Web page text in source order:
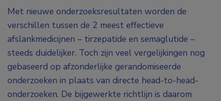
Met nieuwe onderzoeksresultaten worden de
verschillen tussen de 2 meest effectieve
afslankmedicijnen – tirzepatide en semaglutide –
steeds duidelijker. Toch zijn veel vergelijkingen nog
gebaseerd op afzonderlijke gerandomiseerde
onderzoeken in plaats van directe head-to-head-
onderzoeken. De bijgewerkte richtlijn is daarom